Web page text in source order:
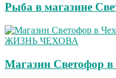
Рыба в магазине
ЖИЗНЬ ЧЕХОВА
Магазин Светофор в